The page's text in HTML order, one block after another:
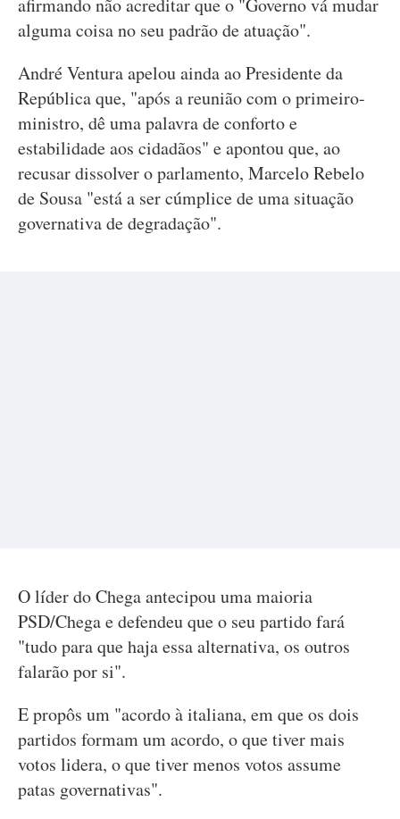
afirmando não acreditar que o "Governo vá mudar
alguma coisa no seu padrão de atuação".
André Ventura apelou ainda ao Presidente da
República que, "após a reunião com o primeiro-
ministro, dê uma palavra de conforto e
estabilidade aos cidadãos" e apontou que, ao
recusar dissolver o parlamento, Marcelo Rebelo
de Sousa "está a ser cúmplice de uma situação
governativa de degradação".
O líder do Chega antecipou uma maioria
PSD/Chega e defendeu que o seu partido fará
"tudo para que haja essa alternativa, os outros
falarão por si".
E propôs um "acordo à italiana, em que os dois
partidos formam um acordo, o que tiver mais
votos lidera, o que tiver menos votos assume
patas governativas".